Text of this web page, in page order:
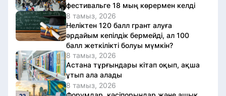
фестивальге 18 мың көрермен келді
8 тамыз, 2026
Неліктен 120 балл грант алуға
әрдайым кепілдік бермейді, ал 100
балл жеткілікті болуы мүмкін?
8 тамыз, 2026
Астана тұрғындары кітап оқып, ақша
ұтып ала алады
8 тамыз, 2026